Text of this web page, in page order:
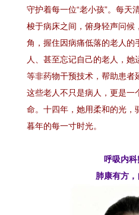
守护着每一位“老小孩”。每天
梭于病床之间，俯身轻声问候
角，握住因病痛低落的老人的
人、甚至忘记自己的老人，她
等非药物干预技术，帮助患者
这些老人不只是病人，更是一
命。十四年，她用柔和的光，
暮年的每一寸时光。
呼吸内科
肺康有方